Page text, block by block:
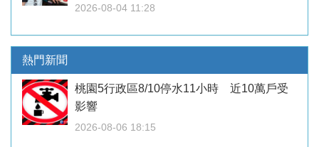
2026-08-04 11:28
熱門新聞
桃園5行政區8/10停水11小時 近10萬戶受
影響
2026-08-06 18:15